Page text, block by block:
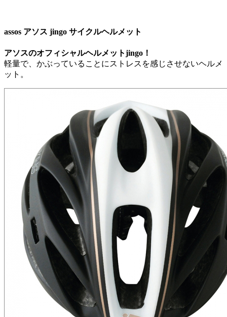
assos アソス jingo サイクルヘルメット
アソスのオフィシャルヘルメットjingo！
軽量で、かぶっていることにストレスを感じさせないヘルメ
ット。